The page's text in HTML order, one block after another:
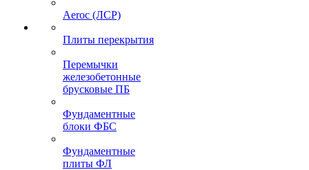
Aeroc (ЛСР)
Плиты перекрытия
Перемычки
железобетонные
брусковые ПБ
Фундаментные
блоки ФБС
Фундаментные
плиты ФЛ